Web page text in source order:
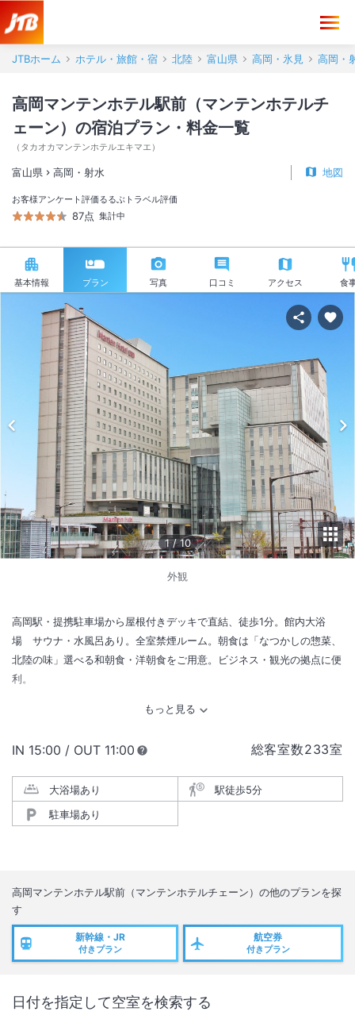
JTBホーム ホテル・旅館・宿 北陸 富山県 高岡・氷見 高岡・
高岡マンテンホテル駅前（マンテンホテルチ
ェーン）の宿泊プラン・料金一覧
（ タカオカマンテンホテルエキマエ ）
富山県 高岡・射水 地図
お客様アンケート評価
87点
るるぶトラベル評価
集計中
基本情報 プラン 写真 口コミ アクセス 食
1 /10
外観
高岡駅・提携駐車場から屋根付きデッキで直結、徒歩1分。館内大浴
場 サウナ・水風呂あり。全室禁煙ルーム。朝食は「なつかしの惣菜、
北陸の味」選べる和朝食・洋朝食をご用意。ビジネス・観光の拠点に便
利。
総客室数233室
IN チェックイン
15:00 / OUT チェックアウト
11:00
大浴場あり
駅徒歩5分
駐車場あり
高岡マンテンホテル駅前（マンテンホテルチェーン） の他のプランを探
す
新幹線・JR
付きプラン
航空券
付きプラン
日付を指定して空室を検索する